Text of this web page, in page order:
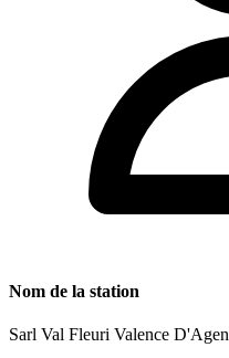
Nom de la station
Sarl Val Fleuri Valence D'Agen